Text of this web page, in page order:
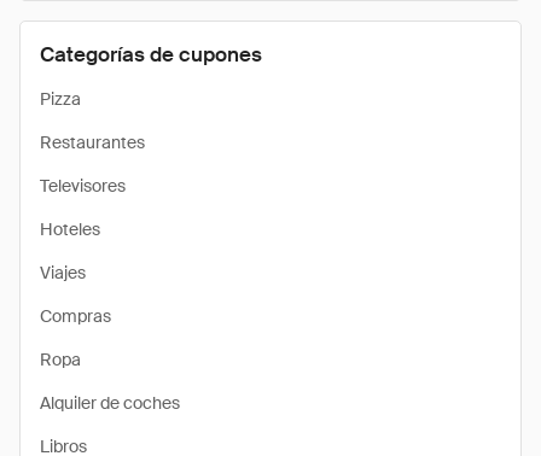
Categorías de cupones
Pizza
Restaurantes
Televisores
Hoteles
Viajes
Compras
Ropa
Alquiler de coches
Libros